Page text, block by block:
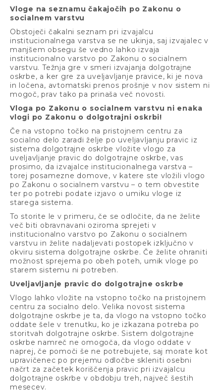
Vloge na seznamu čakajočih po Zakonu o
socialnem varstvu
Obstoječi čakalni seznam pri izvajalcu
institucionalnega varstva se ne ukinja, saj izvajalec v
manjšem obsegu še vedno lahko izvaja
institucionalno varstvo po Zakonu o socialnem
varstvu. Težnja gre v smeri izvajanja dolgotrajne
oskrbe, a ker gre za uveljavljanje pravice, ki je nova
in ločena, avtomatski prenos prošnje v nov sistem ni
mogoč, prav tako pa prinaša več novosti.
Vloga po Zakonu o socialnem varstvu ni enaka
vlogi po Zakonu o dolgotrajni oskrbi!
Če na vstopno točko na pristojnem centru za
socialno delo zaradi želje po uveljavljanju pravic iz
sistema dolgotrajne oskrbe vložite vlogo za
uveljavljanje pravic do dolgotrajne oskrbe, vas
prosimo, da izvajalce institucionalnega varstva –
torej posamezne domove, v katere ste vložili vlogo
po Zakonu o socialnem varstvu – o tem obvestite
ter po potrebi podate izjavo o umiku vloge iz
starega sistema.
To storite le v primeru, če se odločite, da ne želite
več biti obravnavani oziroma sprejeti v
institucionalno varstvo po Zakonu o socialnem
varstvu in želite nadaljevati postopek izključno v
okviru sistema dolgotrajne oskrbe. Če želite ohraniti
možnost sprejema po obeh poteh, umik vloge po
starem sistemu ni potreben.
Uveljavljanje pravic do dolgotrajne oskrbe
Vlogo lahko vložite na vstopno točko na pristojnem
centru za socialno delo. Velika novost sistema
dolgotrajne oskrbe je ta, da vlogo na vstopno točko
oddate šele v trenutku, ko je izkazana potreba po
storitvah dolgotrajne oskrbe. Sistem dolgotrajne
oskrbe namreč ne omogoča, da vlogo oddate v
naprej, če pomoči še ne potrebujete, saj morate kot
upravičenec po prejemu odločbe skleniti osebni
načrt za začetek koriščenja pravic pri izvajalcu
dolgotrajne oskrbe v obdobju treh, največ šestih
mesecev.